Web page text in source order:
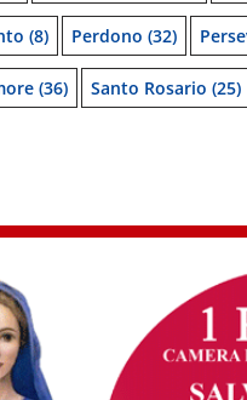
(8) Perdono (32)
(36) Santo Rosario (25)